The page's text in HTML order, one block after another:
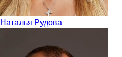
Наталья Рудова